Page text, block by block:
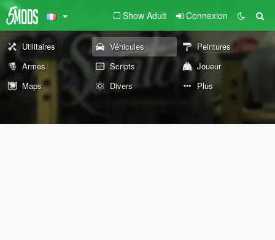
Show Adult Connexion
Utilitaires Véhicules
Peintures
Armes
Scripts
Joueur
Maps
Divers Plus